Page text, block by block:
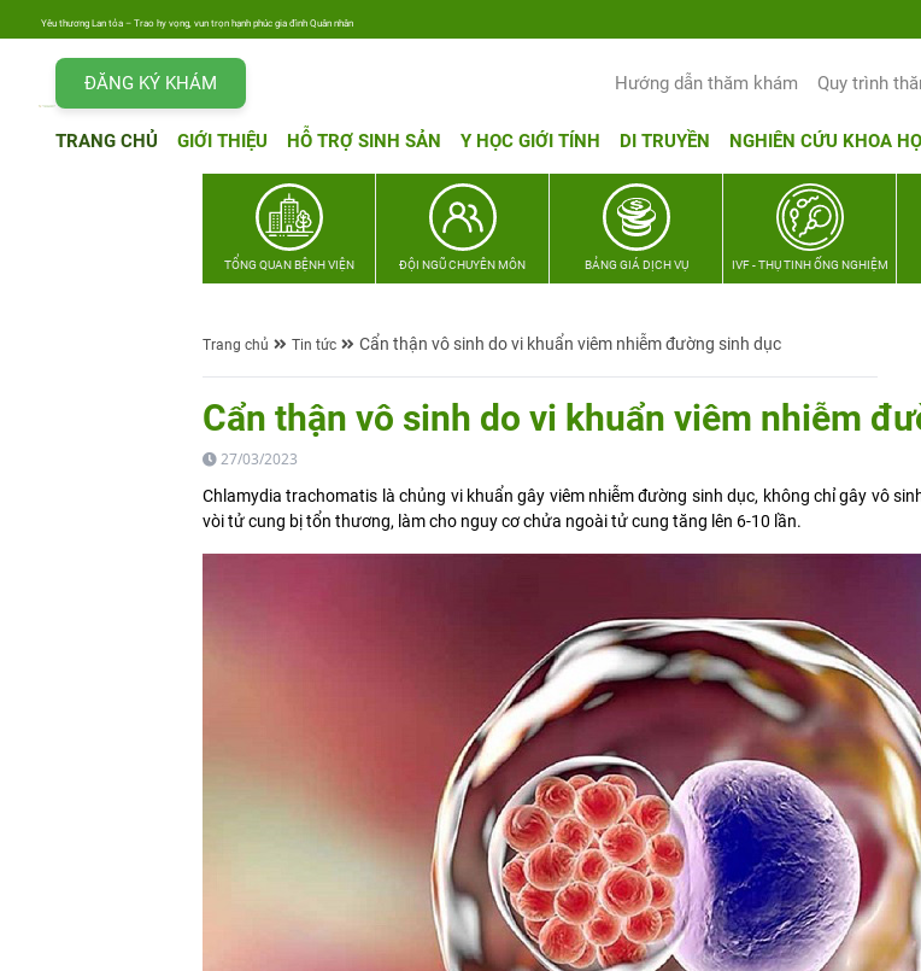
Yêu thương Lan tỏa – Trao hy vọng, vun trọn hạnh phúc gia đình Quân nhân
ĐĂNG KÝ KHÁM Hướng dẫn thăm khám Quy trình
TRANG CHỦ GIỚI THIỆU HỖ TRỢ SINH SẢN Y HỌC GIỚI TÍNH DI TRUYỀN NGHIÊN CỨU KHOA
TỔNG QUAN BỆNH VIỆN ĐỘI NGŨ CHUYÊN MÔN BẢNG GIÁ DỊCH VỤ IVF - THỤ TINH ỐNG NGHIỆM
Trang chủ Tin tức Cẩn thận vô sinh do vi khuẩn viêm nhiễm đường sinh dục
Cẩn thận vô sinh do vi khuẩn viêm nhiễm
27/03/2023
Chlamydia trachomatis là chủng vi khuẩn gây viêm nhiễm đường sinh dục, không chỉ gây vô
vòi tử cung bị tổn thương, làm cho nguy cơ chửa ngoài tử cung tăng lên 6-10 lần.